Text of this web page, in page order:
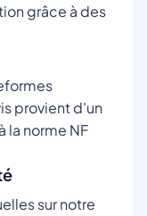
grâce à des
provient d'un
la norme NF
sur notre